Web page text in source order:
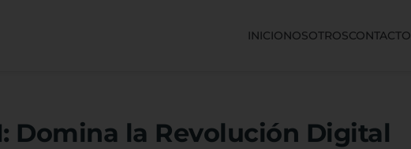
INICIONOSOTROSCONTACTO
Domina la Revolución Digital